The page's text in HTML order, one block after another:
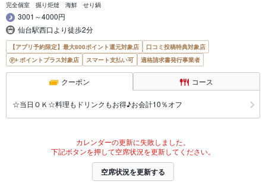
完全個室 掘り炬燵 海鮮 せり鍋
3001～4000円
仙台駅西口より徒歩2分
【アプリ予約限定】最大800ポイント還元対象店
口コミ投稿特典対象店
ポイントプラス対象店
スマート支払い可 適格請求書発行事業者
クーポン コース
☆当日ＯＫ☆料理もドリンクもお得♪お会計10％オフ
カレンダーの更新に失敗しました。
下記ボタンを押して空席状況を更新してください。
空席状況を更新する